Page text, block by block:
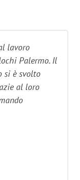
lavoro
Palermo. Il
si è svolto
al loro